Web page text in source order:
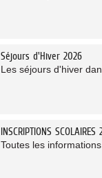
Séjours d'Hiver 2026
Les séjours d'hiver
INSCRIPTIONS
Toutes les